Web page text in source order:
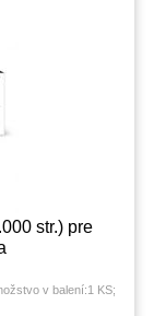
str.) pre
v balení:1 KS;